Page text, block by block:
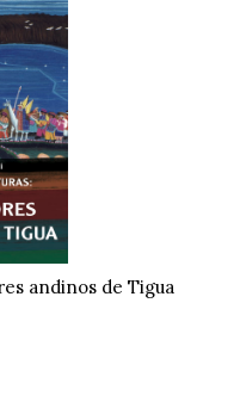
andinos de Tigua